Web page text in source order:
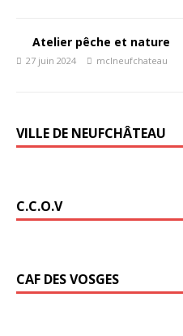
Atelier pêche et nature
27 juin 2024 mclneufchateau
VILLE DE NEUFCHÂTEAU
C.C.O.V
CAF DES VOSGES